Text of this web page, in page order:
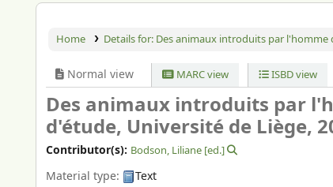
Home Details for: Des animaux introduits par l'homme
Normal view MARC view ISBD view
Des animaux introduits par
d'étude, Université de Liège,
Contributor(s): Bodson, Liliane [ed.]
Material type:
Text